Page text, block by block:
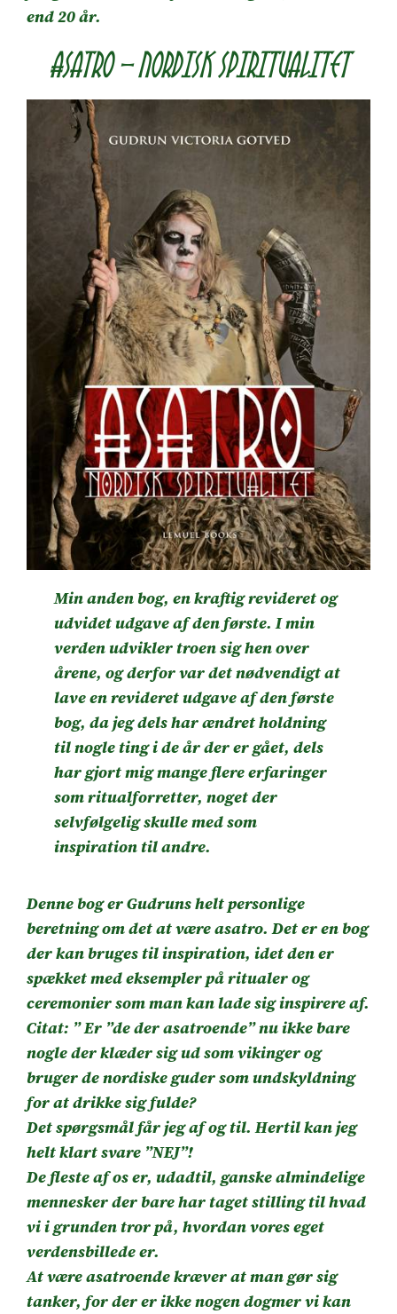
end 20 år.
Asatro – nordisk spiritualitet
Min anden bog, en kraftig revideret og
udvidet udgave af den første. I min
verden udvikler troen sig hen over
årene, og derfor var det nødvendigt at
lave en revideret udgave af den første
bog, da jeg dels har ændret holdning
til nogle ting i de år der er gået, dels
har gjort mig mange flere erfaringer
som ritualforretter, noget der
selvfølgelig skulle med som
inspiration til andre.
Denne bog er Gudruns helt personlige
beretning om det at være asatro. Det er en bog
der kan bruges til inspiration, idet den er
spækket med eksempler på ritualer og
ceremonier som man kan lade sig inspirere af.
Citat: ” Er ”de der asatroende” nu ikke bare
nogle der klæder sig ud som vikinger og
bruger de nordiske guder som undskyldning
for at drikke sig fulde?
Det spørgsmål får jeg af og til. Hertil kan jeg
helt klart svare ”NEJ”!
De fleste af os er, udadtil, ganske almindelige
mennesker der bare har taget stilling til hvad
vi i grunden tror på, hvordan vores eget
verdensbillede er.
At være asatroende kræver at man gør sig
tanker, for der er ikke nogen dogmer vi kan